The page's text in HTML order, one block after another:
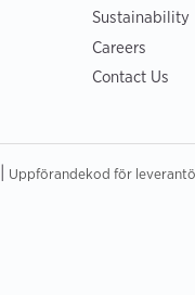
Sustainability
Careers
Contact Us
Uppförandekod för